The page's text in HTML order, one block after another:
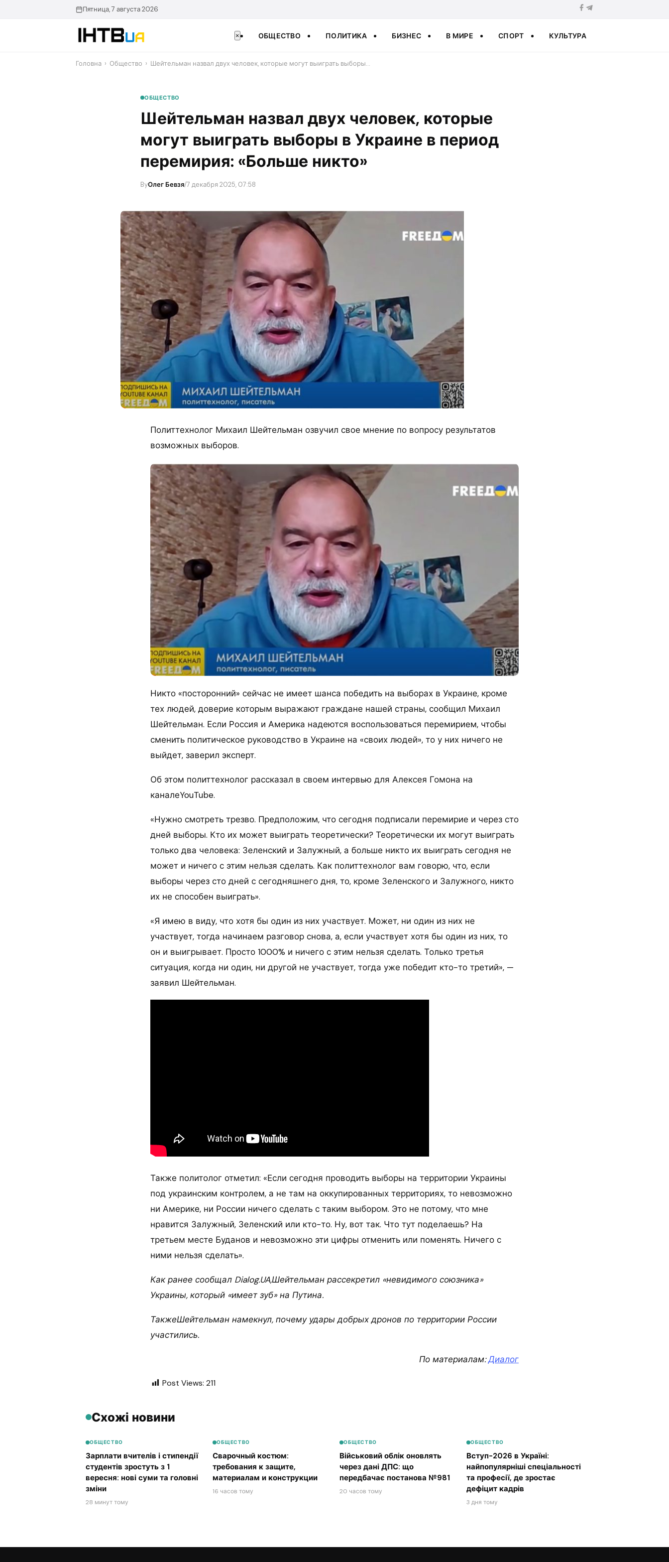
Пятница, 7 августа 2026
× ОБЩЕСТВО ПОЛИТИКА БИЗНЕС В МИРЕ СПОРТ КУЛЬТУРА
Головна › Общество › Шейтельман назвал двух человек, которые могут выиграть выборы…
ОБЩЕСТВО
Шейтельман назвал двух человек, которые
могут выиграть выборы в Украине в период
перемирия: «Больше никто»
ByОлег Бевзя/7 декабря 2025, 07:58
Политтехнолог Михаил Шейтельман озвучил свое мнение по вопросу результатов
возможных выборов.
Никто «посторонний» сейчас не имеет шанса победить на выборах в Украине, кроме
тех людей, доверие которым выражают граждане нашей страны, сообщил Михаил
Шейтельман. Если Россия и Америка надеются воспользоваться перемирием, чтобы
сменить политическое руководство в Украине на «своих людей», то у них ничего не
выйдет, заверил эксперт.
Об этом политтехнолог рассказал в своем интервью для Алексея Гомона на
каналеYouTube.
«Нужно смотреть трезво. Предположим, что сегодня подписали перемирие и через сто
дней выборы. Кто их может выиграть теоретически? Теоретически их могут выиграть
только два человека: Зеленский и Залужный, а больше никто их выиграть сегодня не
может и ничего с этим нельзя сделать. Как политтехнолог вам говорю, что, если
выборы через сто дней с сегодняшнего дня, то, кроме Зеленского и Залужного, никто
их не способен выиграть».
«Я имею в виду, что хотя бы один из них участвует. Может, ни один из них не
участвует, тогда начинаем разговор снова, а, если участвует хотя бы один из них, то
он и выигрывает. Просто 1000% и ничего с этим нельзя сделать. Только третья
ситуация, когда ни один, ни другой не участвует, тогда уже победит кто-то третий», —
заявил Шейтельман.
Также политолог отметил: «Если сегодня проводить выборы на территории Украины
под украинским контролем, а не там на оккупированных территориях, то невозможно
ни Америке, ни России ничего сделать с таким выбором. Это не потому, что мне
нравится Залужный, Зеленский или кто-то. Ну, вот так. Что тут поделаешь? На
третьем месте Буданов и невозможно эти цифры отменить или поменять. Ничего с
ними нельзя сделать».
Как ранее сообщал Dialog.UA,Шейтельман рассекретил «невидимого союзника»
Украины, который «имеет зуб» на Путина.
ТакжеШейтельман намекнул, почему удары добрых дронов по территории России
участились.
По материалам:Диалог
Post Views: 211
Схожі новини
ОБЩЕСТВО
Зарплати вчителів і стипендії
студентів зростуть з 1
вересня: нові суми та головні
зміни
28 минут тому
ОБЩЕСТВО
Сварочный костюм:
требования к защите,
материалам и конструкции
16 часов тому
ОБЩЕСТВО
Військовий облік оновлять
через дані ДПС: що
передбачає постанова №981
20 часов тому
ОБЩЕСТВО
Вступ-2026 в Україні:
найпопулярніші спеціальності
та професії, де зростає
дефіцит кадрів
3 дня тому